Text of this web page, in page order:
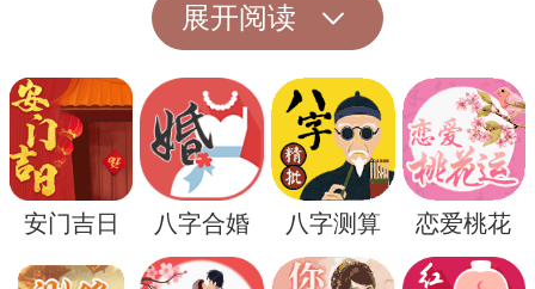
展开阅读
安门吉日 八字合婚 八字测算 恋爱桃花